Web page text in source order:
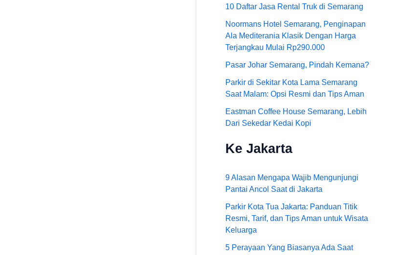
10 Daftar Jasa Rental Truk di Semarang
Noormans Hotel Semarang, Penginapan
Ala Mediterania Klasik Dengan Harga
Terjangkau Mulai Rp290.000
Pasar Johar Semarang, Pindah Kemana?
Parkir di Sekitar Kota Lama Semarang
Saat Malam: Opsi Resmi dan Tips Aman
Eastman Coffee House Semarang, Lebih
Dari Sekedar Kedai Kopi
Ke Jakarta
9 Alasan Mengapa Wajib Mengunjungi
Pantai Ancol Saat di Jakarta
Parkir Kota Tua Jakarta: Panduan Titik
Resmi, Tarif, dan Tips Aman untuk Wisata
Keluarga
5 Perayaan Yang Biasanya Ada Saat